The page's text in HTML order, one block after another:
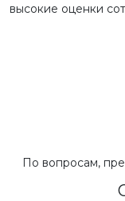
высокие оценки
По вопросам,